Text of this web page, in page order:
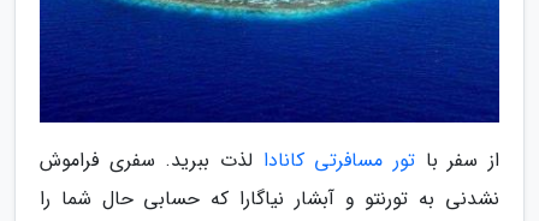
از سفر با تور مسافرتی کانادا لذت ببرید. سفری فراموش
نشدنی به تورنتو و آبشار نیاگارا که حسابی حال شما را